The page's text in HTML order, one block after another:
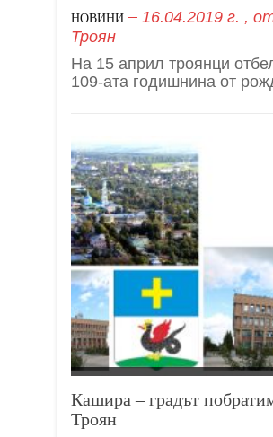
НОВИНИ 16.04.2019 г. ,
Троян
На 15 април троянци
109-ата годишнина от
Кашира – градът
Троян